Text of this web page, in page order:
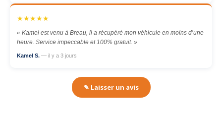
★★★★★
« Kamel est venu à Breau, il a récupéré mon véhicule en moins d’une
heure. Service impeccable et 100% gratuit. »
Kamel S. — il y a 3 jours
✎ Laisser un avis